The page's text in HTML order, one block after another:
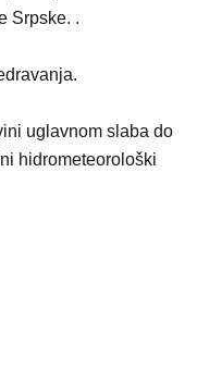
Srpske. .
uglavnom slaba do
hidrometeorološki